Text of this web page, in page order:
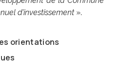
d’investissement ».
orientations